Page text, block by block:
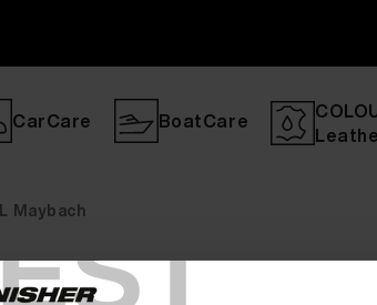
CarCare BoatCare
Maybach